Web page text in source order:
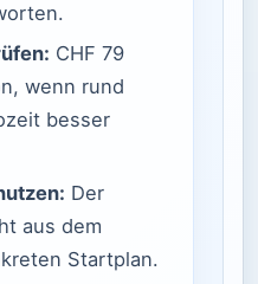
CHF 79
wenn rund
besser
Der
aus dem
Startplan.